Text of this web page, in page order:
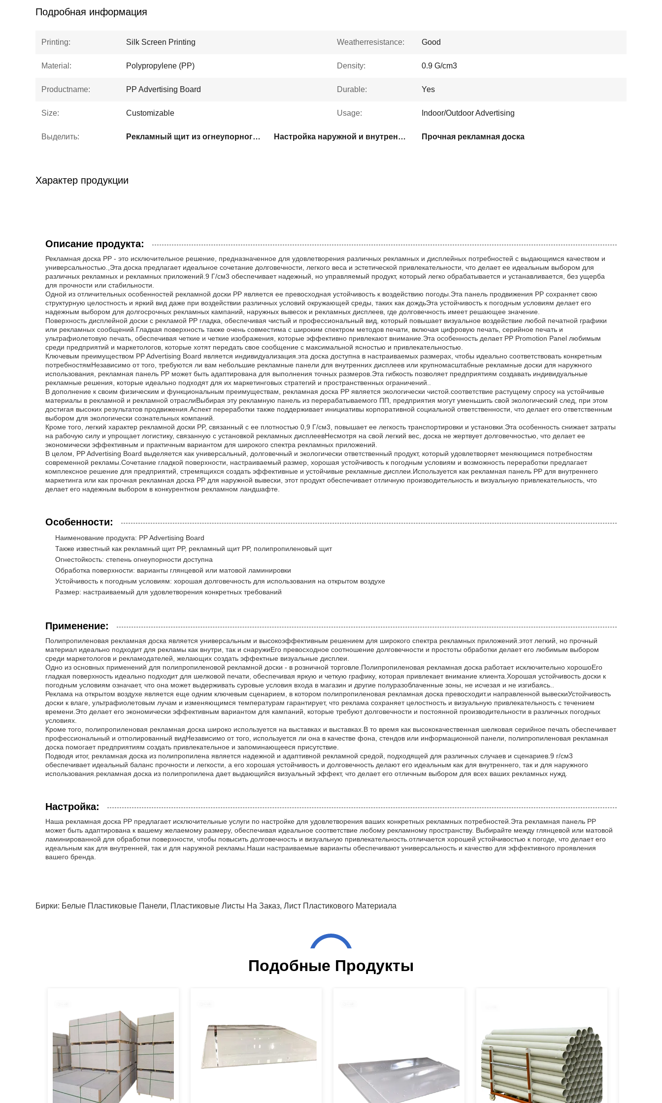
Подробная информация
Printing: Silk Screen Printing Weatherresistance: Good
Material: Polypropylene (PP) Density: 0.9 G/cm3
Productname: PP Advertising Board Durable: Yes
Size: Customizable Usage: Indoor/Outdoor Advertising
Выделить: Рекламный щит из огнеупорного ПП Настройка наружной и внутренней вывески Прочная рекламная доска
Характер продукции
Описание продукта:
Рекламная доска PP - это исключительное решение, предназначенное для удовлетворения различных рекламных и дисплейных потребностей с выдающимся качеством и
универсальностью.,Эта доска предлагает идеальное сочетание долговечности, легкого веса и эстетической привлекательности, что делает ее идеальным выбором для
различных рекламных и рекламных приложений.9 Г/см3 обеспечивает надежный, но управляемый продукт, который легко обрабатывается и устанавливается, без ущерба
для прочности или стабильности.
Одной из отличительных особенностей рекламной доски PP является ее превосходная устойчивость к воздействию погоды.Эта панель продвижения PP сохраняет свою
структурную целостность и яркий вид даже при воздействии различных условий окружающей среды, таких как дождьЭта устойчивость к погодным условиям делает его
надежным выбором для долгосрочных рекламных кампаний, наружных вывесок и рекламных дисплеев, где долговечность имеет решающее значение.
Поверхность дисплейной доски с рекламой PP гладка, обеспечивая чистый и профессиональный вид, который повышает визуальное воздействие любой печатной графики
или рекламных сообщений.Гладкая поверхность также очень совместима с широким спектром методов печати, включая цифровую печать, серийное печать и
ультрафиолетовую печать, обеспечивая четкие и четкие изображения, которые эффективно привлекают внимание.Эта особенность делает PP Promotion Panel любимым
среди предприятий и маркетологов, которые хотят передать свое сообщение с максимальной ясностью и привлекательностью.
Ключевым преимуществом PP Advertising Board является индивидуализация.эта доска доступна в настраиваемых размерах, чтобы идеально соответствовать конкретным
потребностямНезависимо от того, требуются ли вам небольшие рекламные панели для внутренних дисплеев или крупномасштабные рекламные доски для наружного
использования, рекламная панель PP может быть адаптирована для выполнения точных размеров.Эта гибкость позволяет предприятиям создавать индивидуальные
рекламные решения, которые идеально подходят для их маркетинговых стратегий и пространственных ограничений..
В дополнение к своим физическим и функциональным преимуществам, рекламная доска PP является экологически чистой.соответствие растущему спросу на устойчивые
материалы в рекламной и рекламной отраслиВыбирая эту рекламную панель из перерабатываемого ПП, предприятия могут уменьшить свой экологический след, при этом
достигая высоких результатов продвижения.Аспект переработки также поддерживает инициативы корпоративной социальной ответственности, что делает его ответственным
выбором для экологически сознательных компаний.
Кроме того, легкий характер рекламной доски PP, связанный с ее плотностью 0,9 Г/см3, повышает ее легкость транспортировки и установки.Эта особенность снижает затраты
на рабочую силу и упрощает логистику, связанную с установкой рекламных дисплеевНесмотря на свой легкий вес, доска не жертвует долговечностью, что делает ее
экономически эффективным и практичным вариантом для широкого спектра рекламных приложений.
В целом, PP Advertising Board выделяется как универсальный, долговечный и экологически ответственный продукт, который удовлетворяет меняющимся потребностям
современной рекламы.Сочетание гладкой поверхности, настраиваемый размер, хорошая устойчивость к погодным условиям и возможность переработки предлагает
комплексное решение для предприятий, стремящихся создать эффективные и устойчивые рекламные дисплеи.Используется как рекламная панель PP для внутреннего
маркетинга или как прочная рекламная доска PP для наружной вывески, этот продукт обеспечивает отличную производительность и визуальную привлекательность, что
делает его надежным выбором в конкурентном рекламном ландшафте.
Особенности:
Наименование продукта: PP Advertising Board
Также известный как рекламный щит PP, рекламный щит PP, полипропиленовый щит
Огнестойкость: степень огнеупорности доступна
Обработка поверхности: варианты глянцевой или матовой ламинировки
Устойчивость к погодным условиям: хорошая долговечность для использования на открытом воздухе
Размер: настраиваемый для удовлетворения конкретных требований
Применение:
Полипропиленовая рекламная доска является универсальным и высокоэффективным решением для широкого спектра рекламных приложений.этот легкий, но прочный
материал идеально подходит для рекламы как внутри, так и снаружиЕго превосходное соотношение долговечности и простоты обработки делает его любимым выбором
среди маркетологов и рекламодателей, желающих создать эффектные визуальные дисплеи.
Одно из основных применений для полипропиленовой рекламной доски - в розничной торговле.Полипропиленовая рекламная доска работает исключительно хорошоЕго
гладкая поверхность идеально подходит для шелковой печати, обеспечивая яркую и четкую графику, которая привлекает внимание клиента.Хорошая устойчивость доски к
погодным условиям означает, что она может выдерживать суровые условия входа в магазин и другие полуразоблаченные зоны, не исчезая и не изгибаясь..
Реклама на открытом воздухе является еще одним ключевым сценарием, в котором полипропиленовая рекламная доска превосходит.и направленной вывескиУстойчивость
доски к влаге, ультрафиолетовым лучам и изменяющимся температурам гарантирует, что реклама сохраняет целостность и визуальную привлекательность с течением
времени.Это делает его экономически эффективным вариантом для кампаний, которые требуют долговечности и постоянной производительности в различных погодных
условиях.
Кроме того, полипропиленовая рекламная доска широко используется на выставках и выставках.В то время как высококачественная шелковая серийное печать обеспечивает
профессиональный и отполированный видНезависимо от того, используется ли она в качестве фона, стендов или информационной панели, полипропиленовая рекламная
доска помогает предприятиям создать привлекательное и запоминающееся присутствие.
Подводя итог, рекламная доска из полипропилена является надежной и адаптивной рекламной средой, подходящей для различных случаев и сценариев.9 г/см3
обеспечивает идеальный баланс прочности и легкости, а его хорошая устойчивость и долговечность делают его идеальным как для внутреннего, так и для наружного
использования.рекламная доска из полипропилена дает выдающийся визуальный эффект, что делает его отличным выбором для всех ваших рекламных нужд.
Настройка:
Наша рекламная доска PP предлагает исключительные услуги по настройке для удовлетворения ваших конкретных рекламных потребностей.Эта рекламная панель PP
может быть адаптирована к вашему желаемому размеру, обеспечивая идеальное соответствие любому рекламному пространству. Выбирайте между глянцевой или матовой
ламинированной для обработки поверхности, чтобы повысить долговечность и визуальную привлекательность.отличается хорошей устойчивостью к погоде, что делает его
идеальным как для внутренней, так и для наружной рекламы.Наши настраиваемые варианты обеспечивают универсальность и качество для эффективного проявления
вашего бренда.
Бирки: Белые Пластиковые Панели, Пластиковые Листы На Заказ, Лист Пластикового Материала
Подобные Продукты